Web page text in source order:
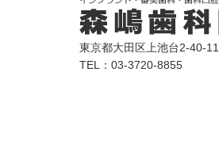
東京都大田区上池台2-40-11
TEL：03-3720-8855